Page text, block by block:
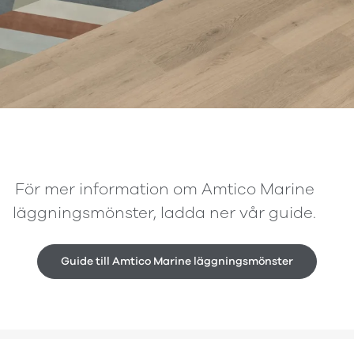
För mer information om Amtico Marine
läggningsmönster, ladda ner vår guide.
Guide till Amtico Marine läggningsmönster